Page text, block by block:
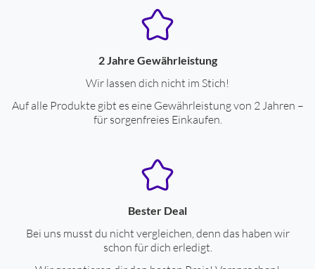
2 Jahre Gewährleistung
Wir lassen dich nicht im Stich!
Auf alle Produkte gibt es eine Gewährleistung von 2 Jahren –
für sorgenfreies Einkaufen.
Bester Deal
Bei uns musst du nicht vergleichen, denn das haben wir
schon für dich erledigt.